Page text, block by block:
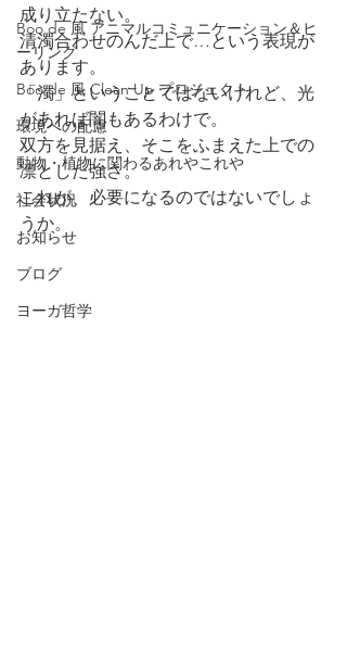
Boo de 風 アニマルコミュニケーション＆ヒ
ーリング
Boo de 風 Clean Up プロジェクト
環境への配慮
動物・植物に関わるあれやこれや
社会状況
お知らせ
ブログ
ヨーガ哲学
成り立たない。
清濁合わせのんだ上で…という表現が
あります。
「濁」ということではないけれど、光
があれば闇もあるわけで。
双方を見据え、そこをふまえた上での
凛とした強さ。
これが、必要になるのではないでしょ
うか。